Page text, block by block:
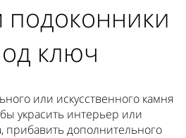
подоконники
ключ
или искусственного камня
украсить интерьер или
прибавить дополнительного